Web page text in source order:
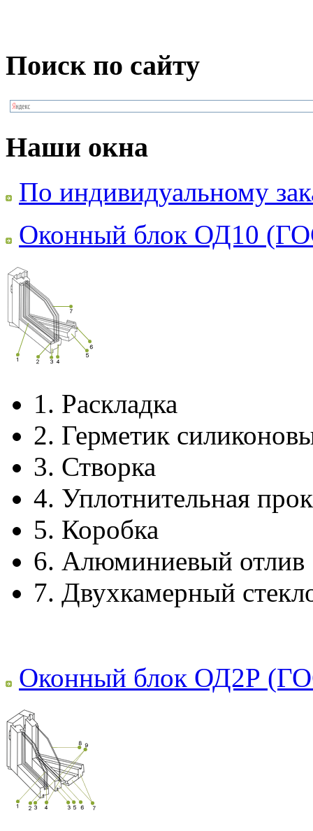
Поиск по сайту
Наши окна
По индивидуальному
Оконный блок ОД10
1. Раскладка
2. Герметик
3. Створка
4. Уплотнительная
5. Коробка
6. Алюминиевый отлив
7. Двухкамерный
Оконный блок ОД2Р